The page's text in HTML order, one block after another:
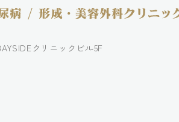
クリニックビル5F